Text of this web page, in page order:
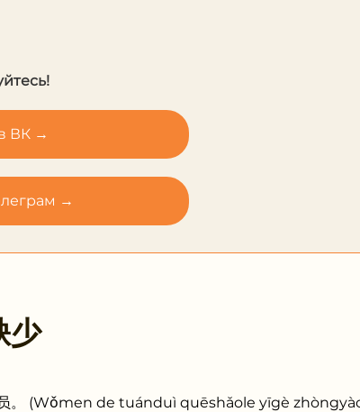
ВК →
→
少
员。 (Wǒmen de tuánduì quēshǎole yīgè